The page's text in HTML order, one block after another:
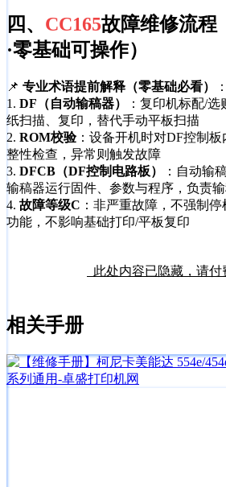
四、 CC165故障维修流程
·零基础可操作）
📌 专业术语提前解释（零基础必看）
：
1. DF（自动输稿器）
：复印机标配/
纸扫描、复印，替代手动平板扫描
2. ROM校验：设备开机时对DF控制
整性检查，异常则触发故障
3. DFCB（DF控制电路板）
：自动输
输稿器运行固件、参数与程序，负责
4. 故障等级C ：非严重故障，不强制
功能，不影响基础打印/平板复印
此处内容已隐藏，请付
相关手册